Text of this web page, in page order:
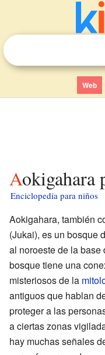
Web
Enciclopedia para niños
Aokigahara, también
(Jukai), es un bosque
al noroeste de la base
bosque tiene una
misteriosos de la
antiguos que hablan
proteger a las
a ciertas zonas
hay muchas señales